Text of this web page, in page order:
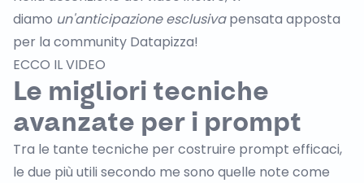
diamo un'anticipazione esclusivapensata apposta
per la community Datapizza!
ECCO IL VIDEO
Le migliori tecniche
avanzate per i prompt
Tra le tante tecniche per costruire prompt efficaci,
le due più utili secondo me sono quelle note come